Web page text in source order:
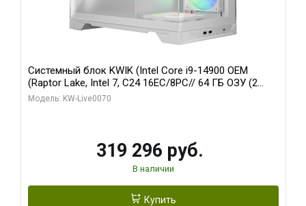
Системный блок KWIK (Intel Core i9-14900 OEM
(Raptor Lake, Intel 7, C24 16EC/8PC// 64 ГБ ОЗУ (2
модуля)/ Gigabyte RTX5080 XTREME WATERFORCE
Модель: KW-Live0070
319 296 руб.
В наличии
Купить